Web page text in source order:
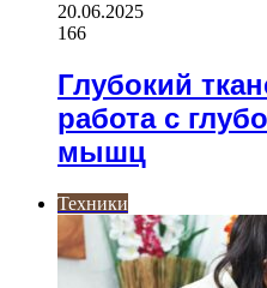
20.06.2025
166
Глубокий
работа с
мышц
Техники